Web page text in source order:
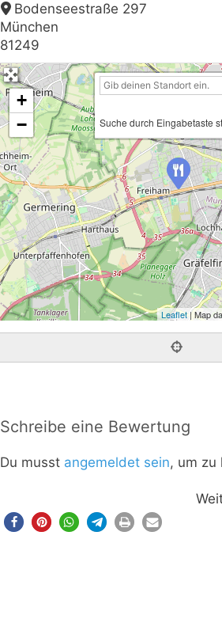
Bodenseestraße 297
München
81249
+
−
Suche durch Eingabetaste
Leaflet| Map
Schreibe eine Bewertung
Du musst angemeldet sein, um zu